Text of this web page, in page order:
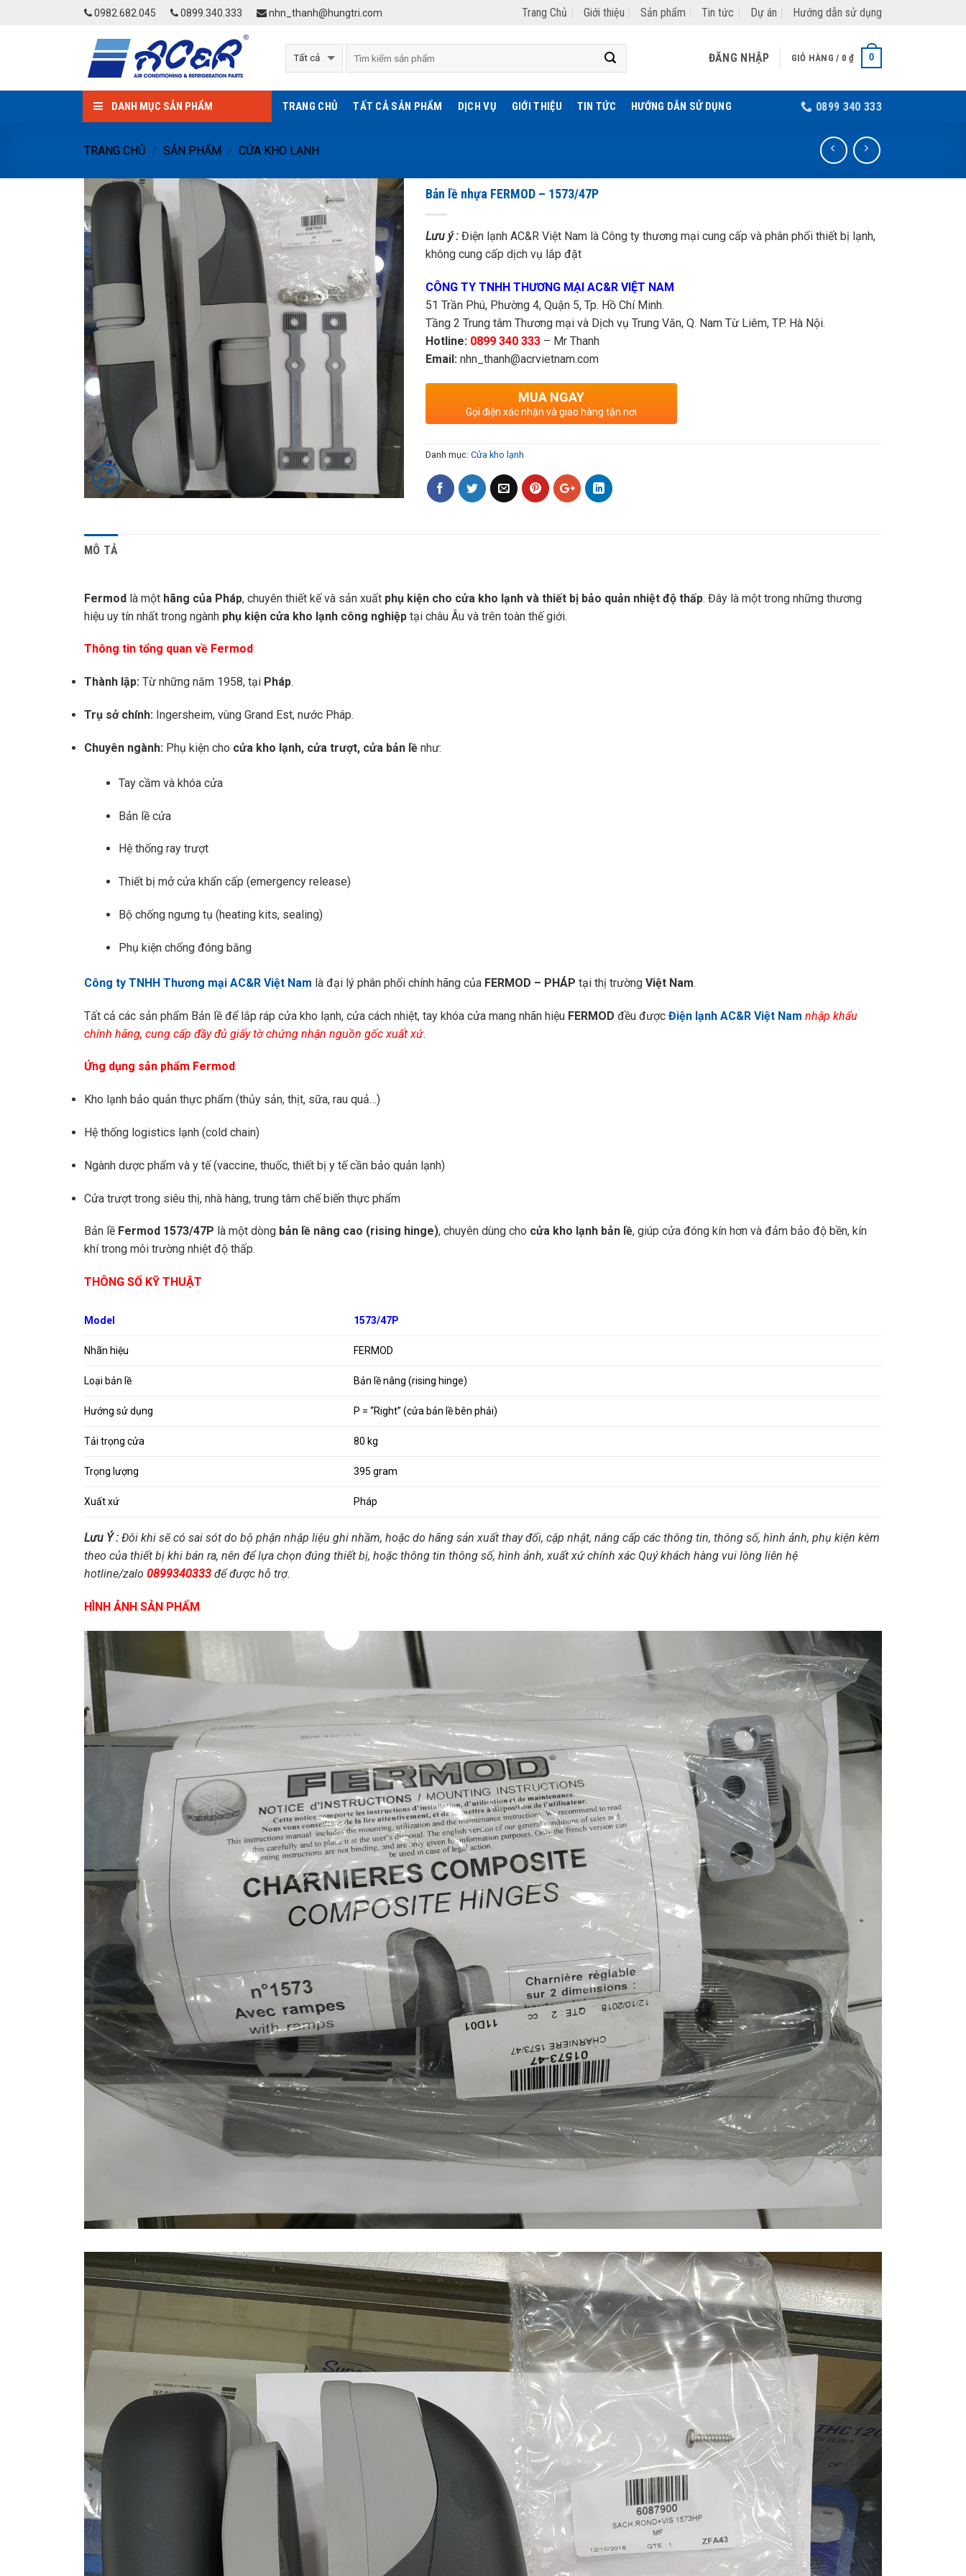
0982.682.045 0899.340.333 nhn_thanh@hungtri.com Trang Chủ Giới thiệu Sản phẩm Tin tức Dự án Hướng dẫn sử dụng
ĐĂNG NHẬP GIỎ HÀNG / 0₫ 0
DANH MỤC SẢN PHẨM TRANG CHỦ TẤT CẢ SẢN PHẨM DỊCH VỤ GIỚI THIỆU TIN TỨC HƯỚNG DẪN SỬ DỤNG 0899 340 333
TRANG CHỦ / SẢN PHẨM / CỬA KHO LẠNH
Bản lề nhựa FERMOD – 1573/47P
Lưu ý : Điện lạnh AC&R Việt Nam là Công ty thương mại cung cấp và phân phối thiết bị lạnh,
không cung cấp dịch vụ lắp đặt
CÔNG TY TNHH THƯƠNG MẠI AC&R VIỆT NAM
51 Trần Phú, Phường 4, Quận 5, Tp. Hồ Chí Minh.
Tầng 2 Trung tâm Thương mại và Dịch vụ Trung Văn, Q. Nam Từ Liêm, TP. Hà Nội.
Hotline: 0899 340 333 – Mr Thanh
Email: nhn_thanh@acrvietnam.com
MUA NGAY
Gọi điện xác nhận và giao hàng tận nơi
Danh mục: Cửa kho lạnh
MÔ TẢ
Fermod là một hãng của Pháp, chuyên thiết kế và sản xuất phụ kiện cho cửa kho lạnh và thiết bị bảo quản nhiệt độ thấp. Đây là một trong những thương
hiệu uy tín nhất trong ngành phụ kiện cửa kho lạnh công nghiệp tại châu Âu và trên toàn thế giới.
Thông tin tổng quan về Fermod
Thành lập: Từ những năm 1958, tại Pháp.
Trụ sở chính: Ingersheim, vùng Grand Est, nước Pháp.
Chuyên ngành: Phụ kiện cho cửa kho lạnh, cửa trượt, cửa bản lề như:
Tay cầm và khóa cửa
Bản lề cửa
Hệ thống ray trượt
Thiết bị mở cửa khẩn cấp (emergency release)
Bộ chống ngưng tụ (heating kits, sealing)
Phụ kiện chống đóng băng
Công ty TNHH Thương mại AC&R Việt Nam là đại lý phân phối chính hãng của FERMOD – PHÁP tại thị trường Việt Nam.
Tất cả các sản phẩm Bản lề để lắp ráp cửa kho lạnh, cửa cách nhiệt, tay khóa cửa mang nhãn hiệu FERMOD đều được Điện lạnh AC&R Việt Nam nhập khẩu
chính hãng, cung cấp đầy đủ giấy tờ chứng nhận nguồn gốc xuất xứ.
Ứng dụng sản phẩm Fermod
Kho lạnh bảo quản thực phẩm (thủy sản, thịt, sữa, rau quả…)
Hệ thống logistics lạnh (cold chain)
Ngành dược phẩm và y tế (vaccine, thuốc, thiết bị y tế cần bảo quản lạnh)
Cửa trượt trong siêu thị, nhà hàng, trung tâm chế biến thực phẩm
Bản lề Fermod 1573/47P là một dòng bản lề nâng cao (rising hinge), chuyên dùng cho cửa kho lạnh bản lề, giúp cửa đóng kín hơn và đảm bảo độ bền, kín
khí trong môi trường nhiệt độ thấp.
THÔNG SỐ KỸ THUẬT
Model 1573/47P
Nhãn hiệu FERMOD
Loại bản lề Bản lề nâng (rising hinge)
Hướng sử dụng P = “Right” (cửa bản lề bên phải)
Tải trọng cửa 80 kg
Trọng lượng 395 gram
Xuất xứ Pháp
Lưu Ý : Đôi khi sẽ có sai sót do bộ phận nhập liệu ghi nhầm, hoặc do hãng sản xuất thay đổi, cập nhật, nâng cấp các thông tin, thông số, hình ảnh, phụ kiện kèm
theo của thiết bị khi bán ra, nên để lựa chọn đúng thiết bị, hoặc thông tin thông số, hình ảnh, xuất xứ chính xác Quý khách hàng vui lòng liên hệ
hotline/zalo 0899340333 để được hỗ trợ.
HÌNH ẢNH SẢN PHẨM